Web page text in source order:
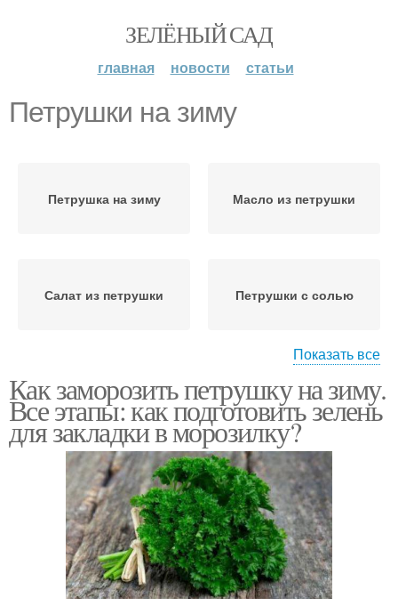
ЗЕЛЁНЫЙ САД
главная новости статьи
Петрушки на зиму
Петрушка на зиму Масло из петрушки
Салат из петрушки Петрушки с солью
Аджика из петрушки Петрушки для женщин
Петрушки для детей Петрушка с солью
Петрушки для
заготовки
Паста из петрушки
Показать все
Как заморозить петрушку на зиму.
Все этапы: как подготовить зелень
для закладки в морозилку?